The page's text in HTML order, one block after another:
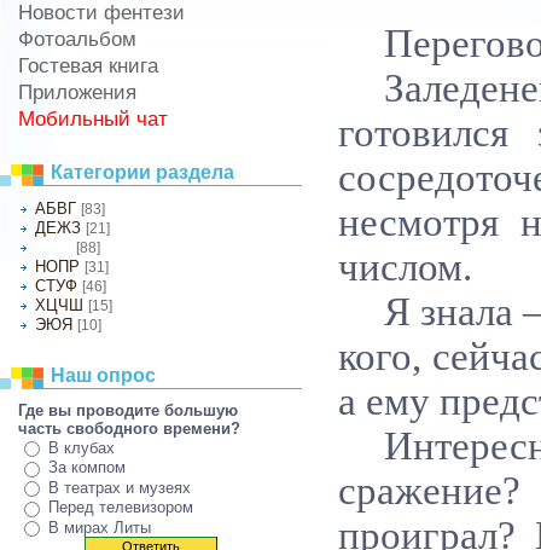
Новости фентези
Фотоальбом
Гостевая книга
Приложения
Мобильный чат
Категории раздела
АБВГ [83]
ДЕЖЗ [21]
[88]
НОПР [31]
СТУФ [46]
ХЦЧШ [15]
ЭЮЯ [10]
Наш опрос
Где вы проводите большую
часть свободного времени?
В клубах
За компом
В театрах и музеях
Перед телевизором
В мирах Литы
несмотря
числом.
Я знала
кого,
а ему